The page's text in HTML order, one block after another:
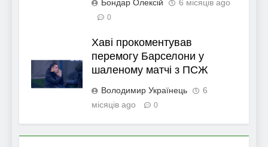
Бондар Олексій 6 місяців ago
0
Хаві прокоментував
перемогу Барселони у
шаленому матчі з ПСЖ
Володимир Українець
6
місяців ago
0